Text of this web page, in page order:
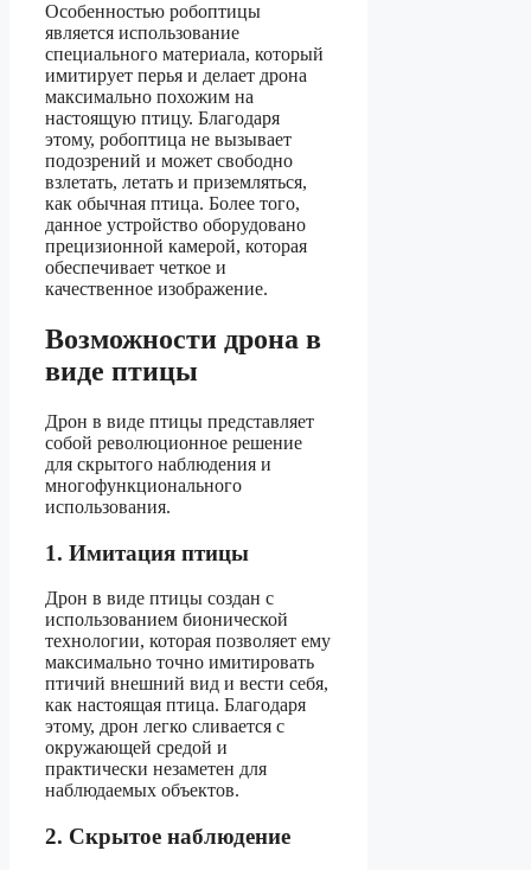
Особенностью робоптицы
является использование
специального материала, который
имитирует перья и делает дрона
максимально похожим на
настоящую птицу. Благодаря
этому, робоптица не вызывает
подозрений и может свободно
взлетать, летать и приземляться,
как обычная птица. Более того,
данное устройство оборудовано
прецизионной камерой, которая
обеспечивает четкое и
качественное изображение.
Возможности дрона в
виде птицы
Дрон в виде птицы представляет
собой революционное решение
для скрытого наблюдения и
многофункционального
использования.
1. Имитация птицы
Дрон в виде птицы создан с
использованием бионической
технологии, которая позволяет ему
максимально точно имитировать
птичий внешний вид и вести себя,
как настоящая птица. Благодаря
этому, дрон легко сливается с
окружающей средой и
практически незаметен для
наблюдаемых объектов.
2. Скрытое наблюдение